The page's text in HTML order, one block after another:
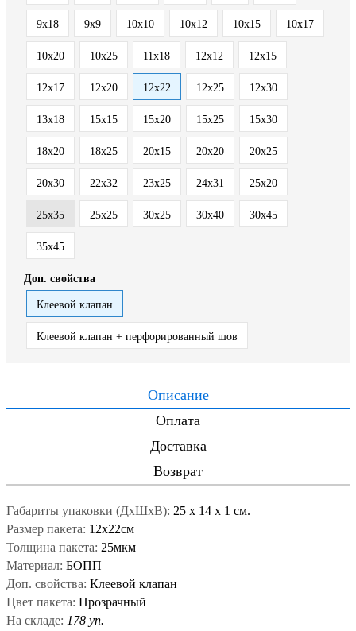
9x18 9x9 10x10 10x12 10x15 10x17
10x20 10x25 11x18 12x12 12x15
12x17 12x20 12x22 12x25 12x30
13x18 15x15 15x20 15x25 15x30
18x20 18x25 20x15 20x20 20x25
20x30 22x32 23x25 24x31 25x20
25x35 25х25 30x25 30x40 30x45
35x45
Доп. свойства
Клеевой клапан
Клеевой клапан + перфорированный шов
Описание
Оплата
Доставка
Возврат
Габариты упаковки (ДxШxВ): 25 x 14 x 1 см.
Размер пакета: 12x22см
Толщина пакета: 25мкм
Материал: БОПП
Доп. свойства: Клеевой клапан
Цвет пакета: Прозрачный
На складе: 178 уп.